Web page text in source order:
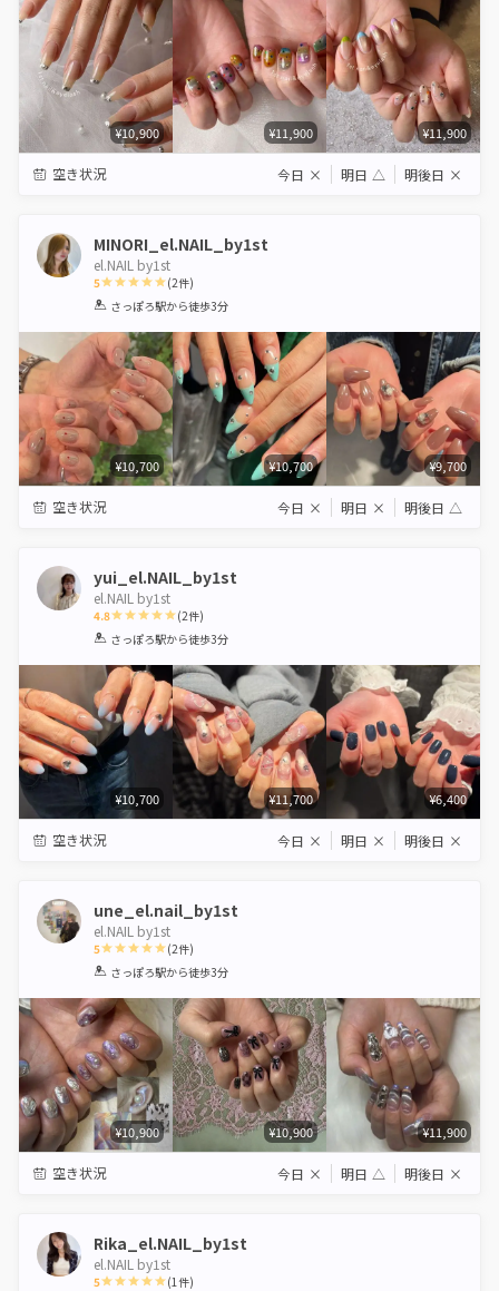
¥10,900 ¥11,900 ¥11,900
空き状況 今日 × 明日 △ 明後日 ×
MINORI_el.NAIL_by1st
el.NAIL by1st
5
1 2 3 4 5
(2件)
さっぽろ駅から徒歩3分
¥10,700 ¥10,700 ¥9,700
空き状況 今日 × 明日 × 明後日 △
yui_el.NAIL_by1st
el.NAIL by1st
4.8
1 2 3 4 5
(2件)
さっぽろ駅から徒歩3分
¥10,700 ¥11,700 ¥6,400
空き状況 今日 × 明日 × 明後日 ×
une_el.nail_by1st
el.NAIL by1st
5
1 2 3 4 5
(2件)
さっぽろ駅から徒歩3分
¥10,900 ¥10,900 ¥11,900
空き状況 今日 × 明日 △ 明後日 ×
Rika_el.NAIL_by1st
el.NAIL by1st
5 (1件)